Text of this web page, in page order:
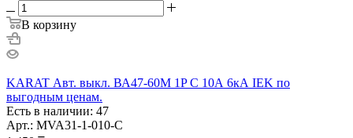
В корзину
KARAT Авт. выкл. ВА47-60M 1P C 10А 6кА IEK по
выгодным ценам.
Есть в наличии: 47
Арт.: MVA31-1-010-C